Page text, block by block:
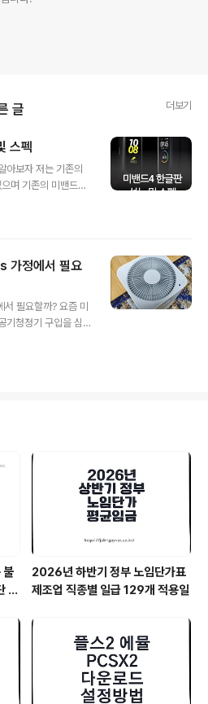
글 더보기
스펙
아보자 저는 기존의
며 기존의 미밴드2
샤오미 미밴드4 또
긴 배터리 시간 그
거 같은데요 이번
하겠습니다. 샤오미
봉 배터리 사용후기
어 샤오미 미밴드4
번 샤오미 미밴드4
가정에서 필요
필요할까? 요즘 미
기청정기 구입을 심
실히 좋아질까? 필
게 조금 저렴한 편
작은 제품을 살까
고 조금 더 큰 미에
각보다 커서 놀랐습
가 되어 왔지만 제품
본체..
불
원
2026년 하반기 정부 노임단가표
제조업 직종별 일급 129개 적용일